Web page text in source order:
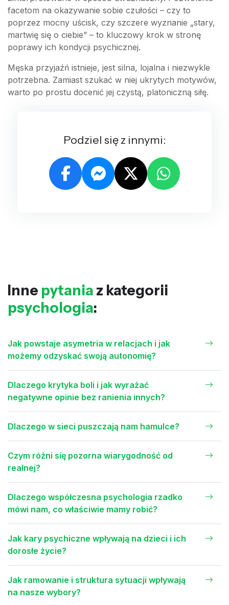
facetom na okazywanie sobie czułości – czy to
poprzez mocny uścisk, czy szczere wyznanie „stary,
martwię się o ciebie” – to kluczowy krok w stronę
poprawy ich kondycji psychicznej.
Męska przyjaźń istnieje, jest silna, lojalna i niezwykle
potrzebna. Zamiast szukać w niej ukrytych motywów,
warto po prostu docenić jej czystą, platoniczną siłę.
Podziel się z innymi:
Inne pytania z kategorii
psychologia:
Jak powstaje asymetria w relacjach i jak
możemy odzyskać swoją autonomię?
Dlaczego krytyka boli i jak wyrażać
negatywne opinie bez ranienia innych?
Dlaczego w sieci puszczają nam hamulce?
Czym różni się pozorna wiarygodność od
realnej?
Dlaczego współczesna psychologia rzadko
mówi nam, co właściwie mamy robić?
Jak kary psychiczne wpływają na dzieci i ich
dorosłe życie?
Jak ramowanie i struktura sytuacji wpływają
na nasze wybory?